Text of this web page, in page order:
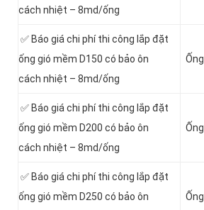
cách nhiệt – 8md/ống
✅ Báo giá chi phí thi công lắp đặt
ống gió mềm D150 có bảo ôn
cách nhiệt – 8md/ống
Ống
✅ Báo giá chi phí thi công lắp đặt
ống gió mềm D200 có bảo ôn
cách nhiệt – 8md/ống
Ống
✅ Báo giá chi phí thi công lắp đặt
ống gió mềm D250 có bảo ôn
Ống